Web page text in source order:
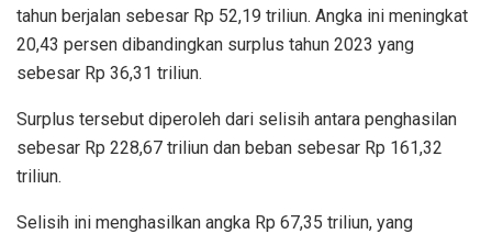
tahun berjalan sebesar Rp 52,19 triliun. Angka ini meningkat
20,43 persen dibandingkan surplus tahun 2023 yang
sebesar Rp 36,31 triliun.
Surplus tersebut diperoleh dari selisih antara penghasilan
sebesar Rp 228,67 triliun dan beban sebesar Rp 161,32
triliun.
Selisih ini menghasilkan angka Rp 67,35 triliun, yang